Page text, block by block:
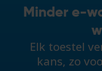
Minder e-
Elk toestel
kans, zo